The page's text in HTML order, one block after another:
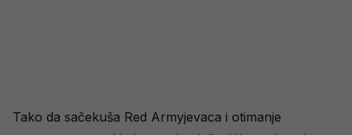
Tako da sačekuša Red Armyjevaca i otimanje